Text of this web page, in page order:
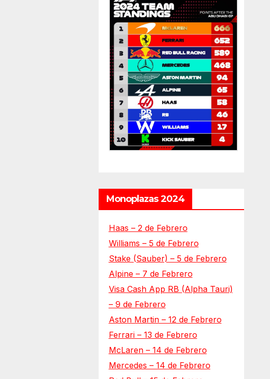
Monoplazas 2024
Haas – 2 de Febrero
Williams – 5 de Febrero
Stake (Sauber) – 5 de Febrero
Alpine – 7 de Febrero
Visa Cash App RB (Alpha Tauri)
– 9 de Febrero
Aston Martin – 12 de Febrero
Ferrari – 13 de Febrero
McLaren – 14 de Febrero
Mercedes – 14 de Febrero